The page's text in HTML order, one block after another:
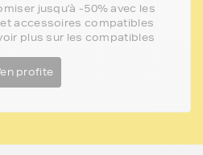
jusqu'à -50% avec les
accessoires compatibles
plus sur les compatibles
profite